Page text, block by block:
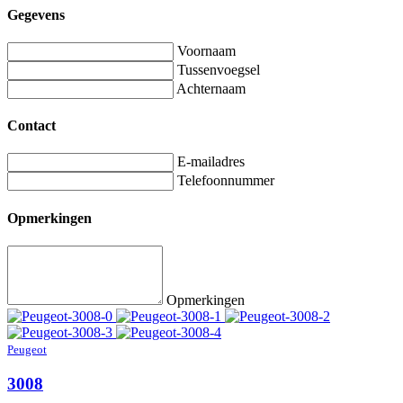
Gegevens
Voornaam
Tussenvoegsel
Achternaam
Contact
E-mailadres
Telefoonnummer
Opmerkingen
Opmerkingen
Peugeot
3008